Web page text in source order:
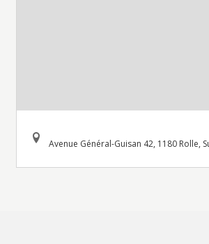
Avenue Général-Guisan 42, 1180 Rolle,